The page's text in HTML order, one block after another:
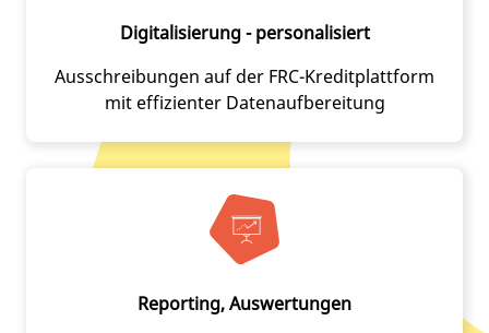
Digitalisierung - personalisiert
Ausschreibungen auf der FRC-Kreditplattform
mit effizienter Datenaufbereitung
Reporting, Auswertungen